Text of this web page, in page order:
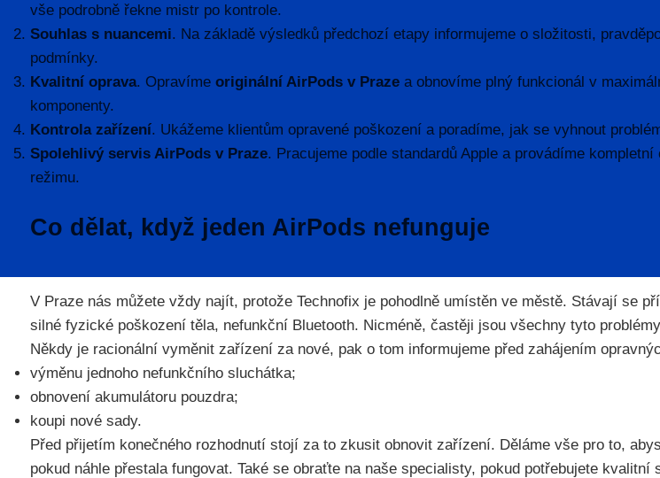
vše podrobně řekne mistr po kontrole.
Souhlas s nuancemi. Na základě výsledků předchozí etapy informujeme o složitosti,
podmínky.
Kvalitní oprava. Opravíme originální AirPods v Prazea obnovíme plný funkcionál v
komponenty.
Kontrola zařízení. Ukážeme klientům opravené poškození a poradíme, jak se vyhnout
Spolehlivý servis AirPods v Praze. Pracujeme podle standardů Apple a provádíme
režimu.
Co dělat, když jeden AirPods nefunguje
V Praze nás můžete vždy najít, protože Technofix je pohodlně umístěn ve městě. Stávají se
silné fyzické poškození těla, nefunkční Bluetooth. Nicméně, častěji jsou všechny tyto
Někdy je racionální vyměnit zařízení za nové, pak o tom informujeme před zahájením
výměnu jednoho nefunkčního sluchátka;
obnovení akumulátoru pouzdra;
koupi nové sady.
Před přijetím konečného rozhodnutí stojí za to zkusit obnovit zařízení. Děláme vše pro to,
pokud náhle přestala fungovat. Také se obraťte na naše specialisty, pokud potřebujete